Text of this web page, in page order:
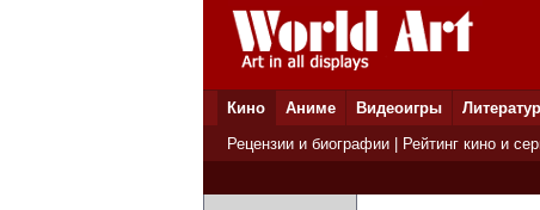
Кино Аниме Видеоигры
Рецензии и биографии
Рейтинг кино и